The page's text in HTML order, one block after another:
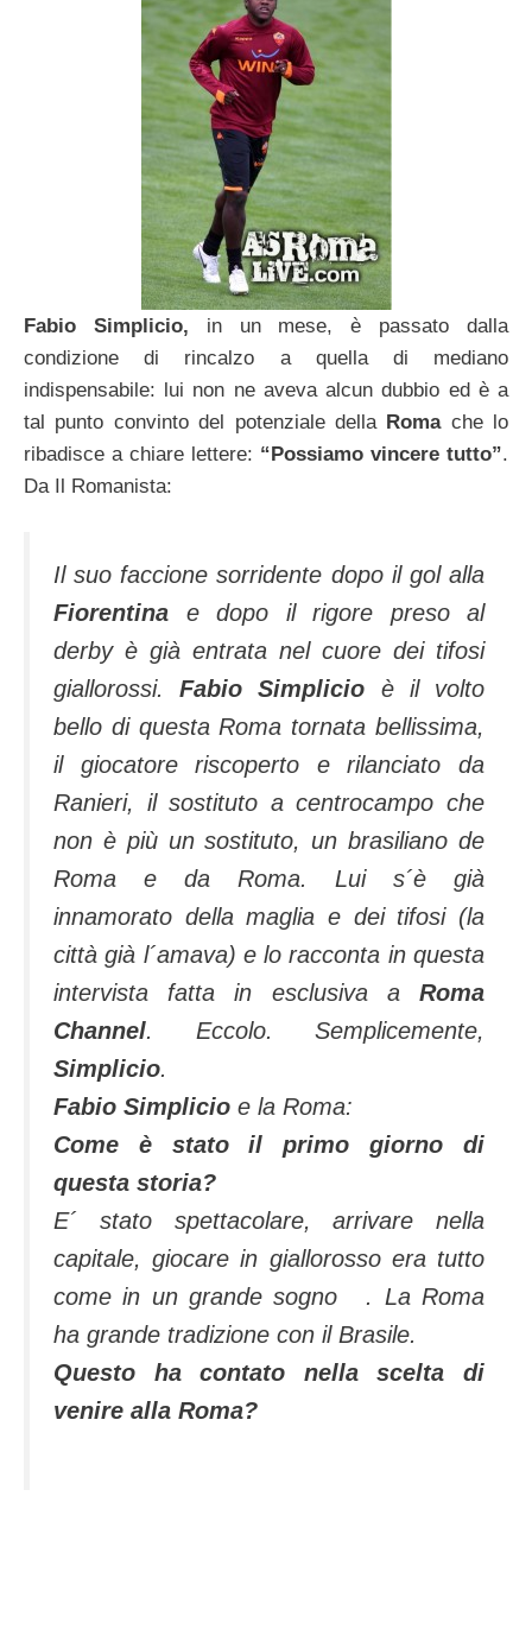
Fabio Simplicio, in un mese, è passato dalla
condizione di rincalzo a quella di mediano
indispensabile: lui non ne aveva alcun dubbio ed è a
tal punto convinto del potenziale della Roma che lo
ribadisce a chiare lettere: “Possiamo vincere tutto”.
Da Il Romanista:
Il suo faccione sorridente dopo il gol alla
Fiorentina e dopo il rigore preso al
derby è già entrata nel cuore dei tifosi
giallorossi.Fabio Simplicio è il volto
bello di questa Roma tornata bellissima,
il giocatore riscoperto e rilanciato da
Ranieri, il sostituto a centrocampo che
non è più un sostituto, un brasiliano de
Roma e da Roma. Lui s´è già
innamorato della maglia e dei tifosi (la
città già l´amava) e lo racconta in questa
intervista fatta in esclusiva a Roma
Channel. Eccolo. Semplicemente,
Simplicio.
Fabio Simplicio e la Roma:
Come è stato il primo giorno di
questa storia?
E´ stato spettacolare, arrivare nella
capitale, giocare in giallorosso era tutto
come in un grande sogno . La Roma
ha grande tradizione con il Brasile.
Questo ha contato nella scelta di
venire alla Roma?